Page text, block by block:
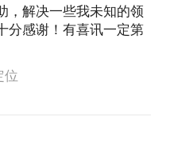
，解决一些我未知的领
分感谢！有喜讯一定第
位